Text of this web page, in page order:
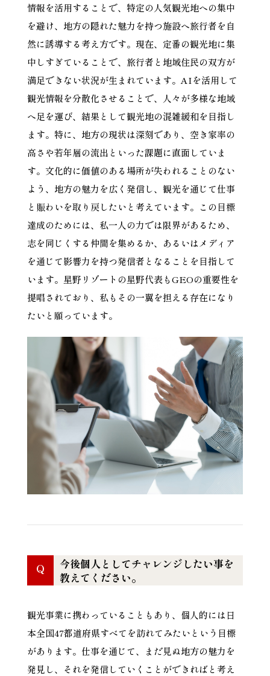
情報を活用することで、特定の人気観光地への集中
を避け、地方の隠れた魅力を持つ施設へ旅行者を自
然に誘導する考え方です。現在、定番の観光地に集
中しすぎていることで、旅行者と地域住民の双方が
満足できない状況が生まれています。AIを活用して
観光情報を分散化させることで、人々が多様な地域
へ足を運び、結果として観光地の混雑緩和を目指し
ます。特に、地方の現状は深刻であり、空き家率の
高さや若年層の流出といった課題に直面していま
す。文化的に価値のある場所が失われることのない
よう、地方の魅力を広く発信し、観光を通じて仕事
と賑わいを取り戻したいと考えています。この目標
達成のためには、私一人の力では限界があるため、
志を同じくする仲間を集めるか、あるいはメディア
を通じて影響力を持つ発信者となることを目指して
います。星野リゾートの星野代表もGEOの重要性を
提唱されており、私もその一翼を担える存在になり
たいと願っています。
Q
今後個人としてチャレンジしたい事を
教えてください。
観光事業に携わっていることもあり、個人的には日
本全国47都道府県すべてを訪れてみたいという目標
があります。仕事を通じて、まだ見ぬ地方の魅力を
発見し、それを発信していくことができればと考え